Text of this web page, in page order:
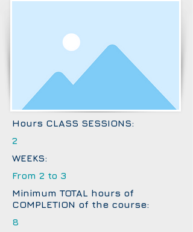
Hours CLASS SESSIONS:
2
WEEKS:
From 2 to 3
Minimum TOTAL hours of
COMPLETION of the course:
8